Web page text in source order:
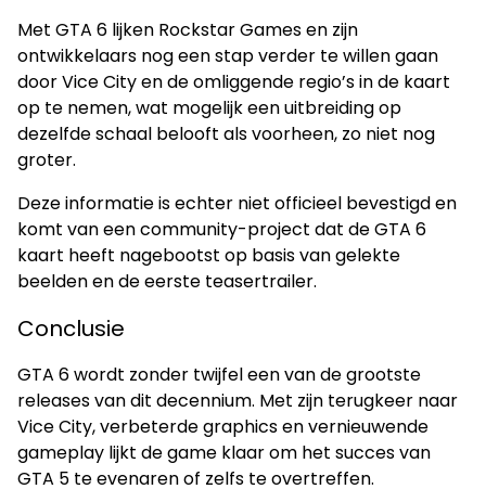
Met GTA 6 lijken Rockstar Games en zijn
ontwikkelaars nog een stap verder te willen gaan
door Vice City en de omliggende regio’s in de kaart
op te nemen, wat mogelijk een uitbreiding op
dezelfde schaal belooft als voorheen, zo niet nog
groter.
Deze informatie is echter niet officieel bevestigd en
komt van een community-project dat de GTA 6
kaart heeft nagebootst op basis van gelekte
beelden en de eerste teasertrailer.
Conclusie
GTA 6 wordt zonder twijfel een van de grootste
releases van dit decennium. Met zijn terugkeer naar
Vice City, verbeterde graphics en vernieuwende
gameplay lijkt de game klaar om het succes van
GTA 5 te evenaren of zelfs te overtreffen.